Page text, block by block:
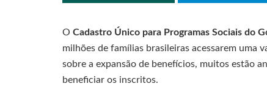
O Cadastro Único para Programas Sociais do
milhões de famílias brasileiras acessarem uma
sobre a expansão de benefícios, muitos estão
beneficiar os inscritos.